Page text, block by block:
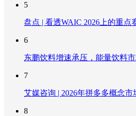
5
盘点 | 看透WAIC 2026上的重
6
东鹏饮料增速承压，能量饮料
7
艾媒咨询 | 2026年拼多多概念
8